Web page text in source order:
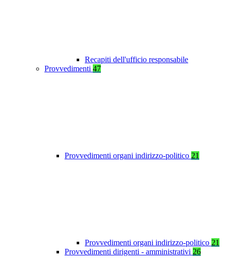
Recapiti dell'ufficio responsabile
Provvedimenti 47
Provvedimenti organi indirizzo-politico 21
Provvedimenti organi indirizzo-politico 21
Provvedimenti dirigenti - amministrativi 26